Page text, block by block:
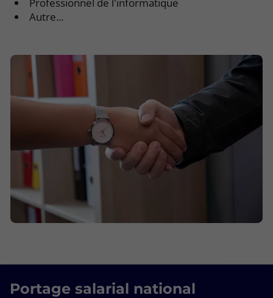
Professionnel de l'informatique
Autre...
Portage salarial national